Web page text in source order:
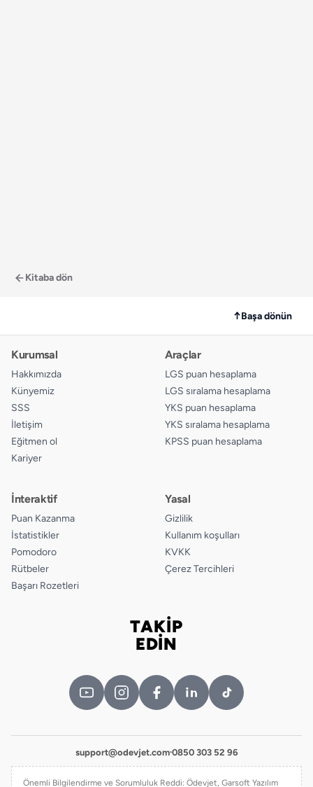
Kitaba dön
↑Başa dönün
Kurumsal
Hakkımızda
Künyemiz
SSS
İletişim
Eğitmen ol
Kariyer
Araçlar
LGS puan hesaplama
LGS sıralama hesaplama
YKS puan hesaplama
YKS sıralama hesaplama
KPSS puan hesaplama
İnteraktif
Puan Kazanma
İstatistikler
Pomodoro
Rütbeler
Başarı Rozetleri
Yasal
Gizlilik
Kullanım koşulları
KVKK
Çerez Tercihleri
TAKİP
EDİN
support@odevjet.com·0850 303 52 96
Önemli Bilgilendirme ve Sorumluluk Reddi: Ödevjet, Garsoft Yazılım